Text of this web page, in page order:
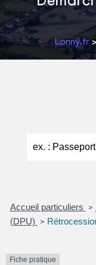
Lonny.fr
Accueil particuliers >
(DPU)
>
Fiche pratique